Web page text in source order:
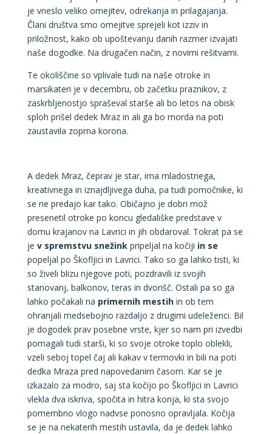
je vneslo veliko omejitev, odrekanja in prilagajanja.
Člani društva smo omejitve sprejeli kot izziv in
priložnost, kako ob upoštevanju danih razmer izvajati
naše dogodke. Na drugačen način, z novimi rešitvami.
Te okoliščine so vplivale tudi na naše otroke in
marsikateri je v decembru, ob začetku praznikov, z
zaskrbljenostjo spraševal starše ali bo letos na obisk
sploh prišel dedek Mraz in ali ga bo morda na poti
zaustavila zoprna korona.
A dedek Mraz, čeprav je star, ima mladostnega,
kreativnega in iznajdljivega duha, pa tudi pomočnike, ki
se ne predajo kar tako. Običajno je dobri mož
presenetil otroke po koncu gledališke predstave v
domu krajanov na Lavrici in jih obdaroval. Tokrat pa se
je v spremstvu snežink pripeljal na kočiji in se
popeljal po Škofljici in Lavrici. Tako so ga lahko tisti, ki
so živeli blizu njegove poti, pozdravili iz svojih
stanovanj, balkonov, teras in dvorišč. Ostali pa so ga
lahko počakali na primernih mestihin ob tem
ohranjali medsebojno razdaljo z drugimi udeleženci. Bil
je dogodek prav posebne vrste, kjer so nam pri izvedbi
pomagali tudi starši, ki so svoje otroke toplo oblekli,
vzeli seboj topel čaj ali kakav v termovki in bili na poti
dedka Mraza pred napovedanim časom. Kar se je
izkazalo za modro, saj sta kočijo po Škofljici in Lavrici
vlekla dva iskriva, spočita in hitra konja, ki sta svojo
pomembno vlogo nadvse ponosno opravljala. Kočija
se je na nekaterih mestih ustavila, da je dedek lahko